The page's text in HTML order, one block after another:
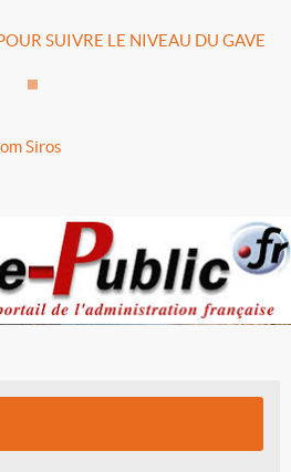
SUIVRE LE NIVEAU DU GAVE
Siros